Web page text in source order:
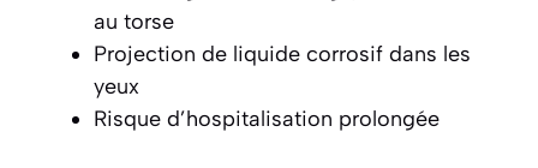
au torse
Projection de liquide corrosif dans les
yeux
Risque d’hospitalisation prolongée